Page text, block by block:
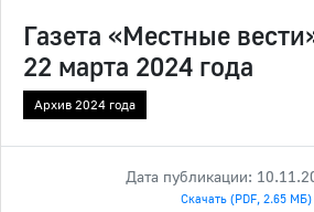
Газета «Местные
22 марта 2024 года
Архив 2024 года
Дата публикации:
Скачать (PDF, 2.65 МБ)